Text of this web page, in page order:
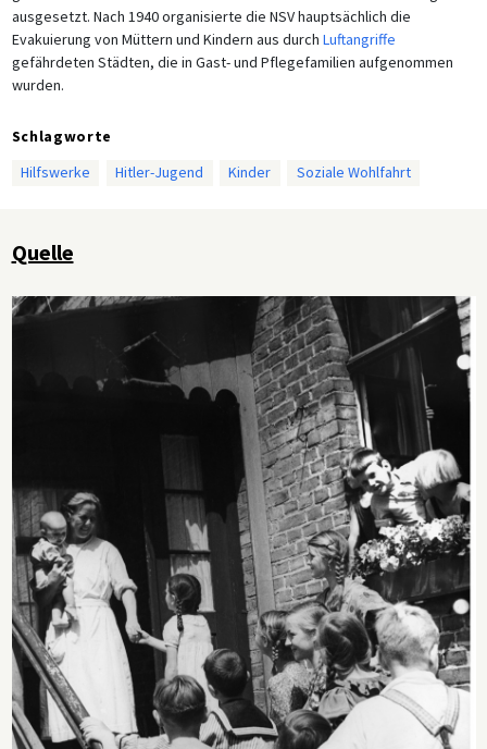
ausgesetzt. Nach 1940 organisierte die NSV hauptsächlich die
Evakuierung von Müttern und Kindern aus durch Luftangriffe
gefährdeten Städten, die in Gast- und Pflegefamilien aufgenommen
wurden.
Schlagworte
Hilfswerke
Hitler-Jugend Kinder Soziale Wohlfahrt
Quelle